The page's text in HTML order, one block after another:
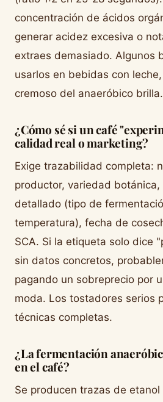
concentración de ácidos
generar acidez excesiva o
extraes demasiado. Algunos
usarlos en bebidas con
cremoso del anaeróbico brilla.
¿Cómo sé si un café
calidad real o marketing?
Exige trazabilidad completa:
productor, variedad
detallado (tipo de
temperatura), fecha de
SCA. Si la etiqueta solo dice
sin datos concretos,
pagando un sobreprecio por
moda. Los tostadores serios
técnicas completas.
¿La fermentación
en el café?
Se producen trazas de